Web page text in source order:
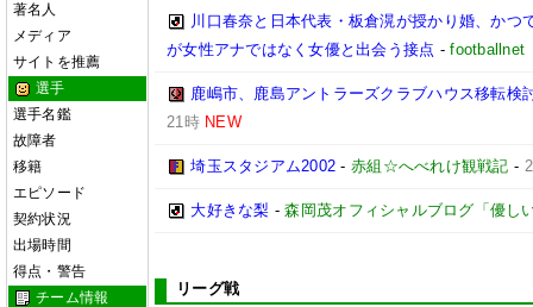
著名人
メディア
サイトを推薦
選手
選手名鑑
故障者
移籍
エピソード
契約状況
出場時間
得点・警告
チーム情報
川口春奈と日本代表・板倉滉が授かり婚、か
が女性アナではなく女優と出会う接点 -footballnet
鹿嶋市、鹿島アントラーズクラブハウス移転検
21時 NEW
埼玉スタジアム2002 -赤組☆へべれけ観戦記 -
大好きな梨 -森岡茂オフィシャルブログ「優し
リーグ戦